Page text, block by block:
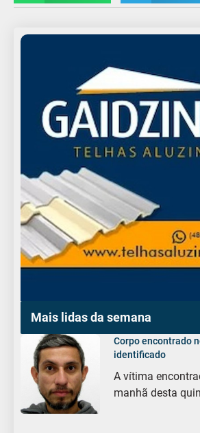
Mais lidas da semana
Corpo encontrado
identificado
A vítima
manhã desta